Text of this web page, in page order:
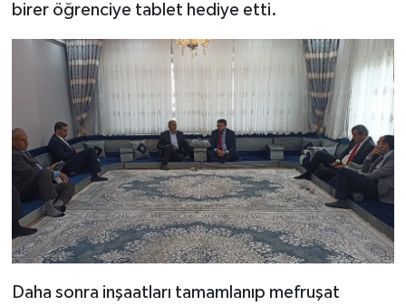
birer öğrenciye tablet hediye etti.
Daha sonra inşaatları tamamlanıp mefruşat